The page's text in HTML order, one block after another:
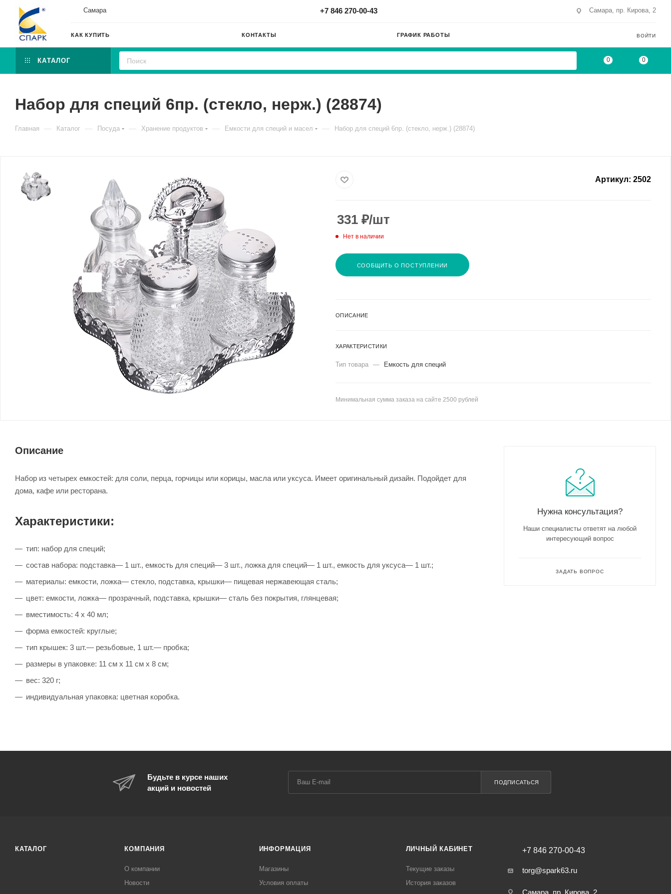
Самара +7 846 270-00-43 Самара, пр. Кирова, 2
КАК КУПИТЬ КОНТАКТЫ ГРАФИК РАБОТЫ ВОЙТИ
КАТАЛОГ 0 0
Набор для специй 6пр. (стекло, нерж.) (28874)
Главная — Каталог — Посуда — Хранение продуктов — Емкости для специй и масел — Набор для специй 6пр. (стекло, нерж.) (28874)
Артикул: 2502
331 ₽/шт
Нет в наличии
СООБЩИТЬ О ПОСТУПЛЕНИИ
ОПИСАНИЕ
ХАРАКТЕРИСТИКИ
Тип товара — Емкость для специй
Минимальная сумма заказа на сайте 2500 рублей
Описание
Набор из четырех емкостей: для соли, перца, горчицы или корицы, масла или уксуса. Имеет оригинальный дизайн. Подойдет для
дома, кафе или ресторана.
Характеристики:
тип: набор для специй;
состав набора: подставка— 1 шт., емкость для специй— 3 шт., ложка для специй— 1 шт., емкость для уксуса— 1 шт.;
материалы: емкости, ложка— стекло, подставка, крышки— пищевая нержавеющая сталь;
цвет: емкости, ложка— прозрачный, подставка, крышки— сталь без покрытия, глянцевая;
вместимость: 4 х 40 мл;
форма емкостей: круглые;
тип крышек: 3 шт.— резьбовые, 1 шт.— пробка;
размеры в упаковке: 11 см х 11 см х 8 см;
вес: 320 г;
индивидуальная упаковка: цветная коробка.
Нужна консультация?
Наши специалисты ответят на любой
интересующий вопрос
ЗАДАТЬ ВОПРОС
Будьте в курсе наших
акций и новостей
ПОДПИСАТЬСЯ
КАТАЛОГ КОМПАНИЯ
О компании
Новости
ИНФОРМАЦИЯ
Магазины
Условия оплаты
ЛИЧНЫЙ КАБИНЕТ
Текущие заказы
История заказов
+7 846 270-00-43
torg@spark63.ru